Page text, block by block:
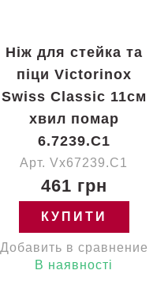
Ніж для стейка та
піци Victorinox
Swiss Classic 11см
хвил помар
6.7239.C1
Арт. Vx67239.C1
461 грн
КУПИТИ
Добавить в сравнение
В наявності